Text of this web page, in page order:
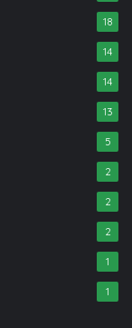
18
14
14
13
5
2
2
2
1
1